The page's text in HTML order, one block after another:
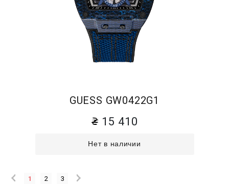
GUESS GW0422G1
15 410
Нет в наличии
1 2 3